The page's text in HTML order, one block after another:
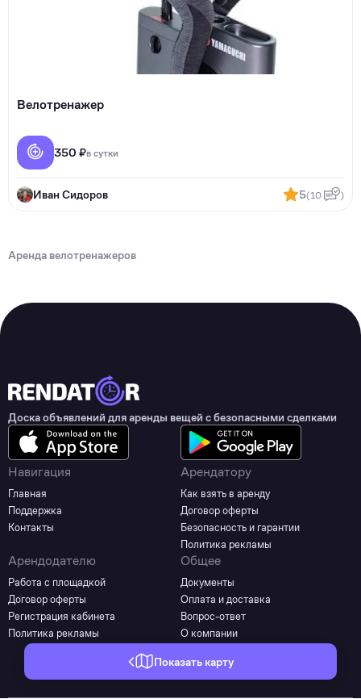
Показать карту
Велотренажер
350 ₽в сутки
Иван Сидоров 5(10 )
Аренда велотренажеров
Доска объявлений для аренды вещей с безопасными сделками
Навигация
Главная
Поддержка
Контакты
Арендатору
Как взять в аренду
Договор оферты
Безопасность и гарантии
Политика рекламы
Арендодателю
Работа с площадкой
Договор оферты
Регистрация кабинета
Политика рекламы
Общее
Документы
Оплата и доставка
Вопрос-ответ
О компании